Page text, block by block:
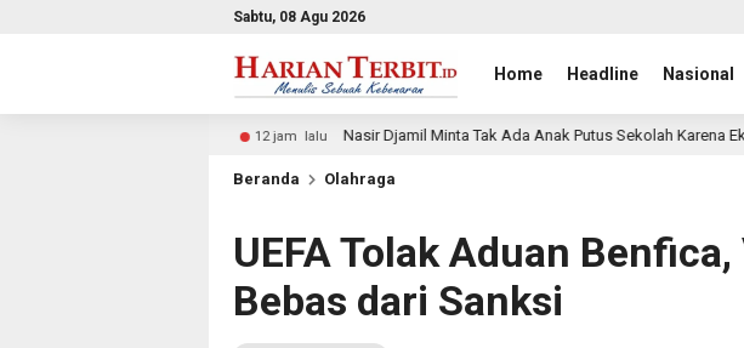
Sabtu, 08 Agu 2026
Home Headline Nasional
Nasir Djamil Minta Tak Ada Anak Putus Sekolah Karena Ekonomi 20 jam
Beranda Olahraga
UEFA Tolak Aduan
Bebas dari Sanksi